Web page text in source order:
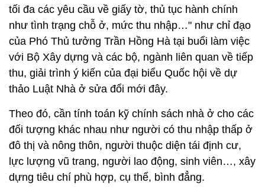
tối đa các yêu cầu về giấy tờ, thủ tục hành chính
như tình trạng chỗ ở, mức thu nhập…" như chỉ đạo
của Phó Thủ tưởng Trần Hồng Hà tại buổi làm việc
với Bộ Xây dựng và các bộ, ngành liên quan về tiếp
thu, giải trình ý kiến của đại biểu Quốc hội về dự
thảo Luật Nhà ở sửa đổi mới đây.
Theo đó, cần tính toán kỹ chính sách nhà ở cho các
đối tượng khác nhau như người có thu nhập thấp ở
đô thị và nông thôn, người thuộc diện tái định cư,
lực lượng vũ trang, người lao động, sinh viên…, xây
dựng tiêu chí phù hợp, cụ thể, bình đẳng.